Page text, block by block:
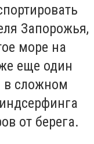
Запорожья,
море на
еще один
в сложном
от берега.